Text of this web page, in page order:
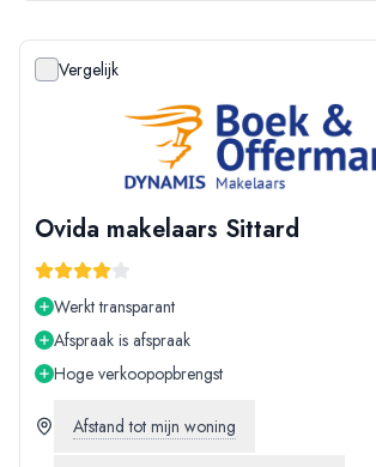
Vergelijk
Ovida makelaars Sittard
Werkt transparant
Afspraak is afspraak
Hoge verkoopopbrengst
Afstand tot mijn woning